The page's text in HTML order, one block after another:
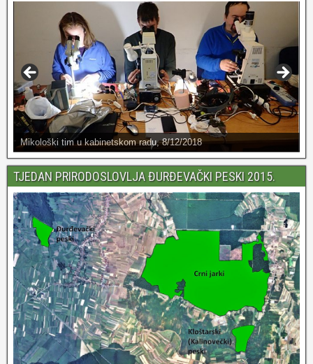
Mikološki tim u kabinetskom radu, 8/12/2018
TJEDAN PRIRODOSLOVLJA ĐURĐEVAČKI PESKI 2015.